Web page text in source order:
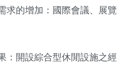
求的增加 ： 國際會議、 展覽
： 開設綜合型休閒設施之經